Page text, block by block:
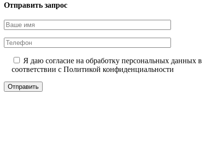
Отправить запрос
Я даю согласие на обработку персональных данных в
соответствии с Политикой конфиденциальности